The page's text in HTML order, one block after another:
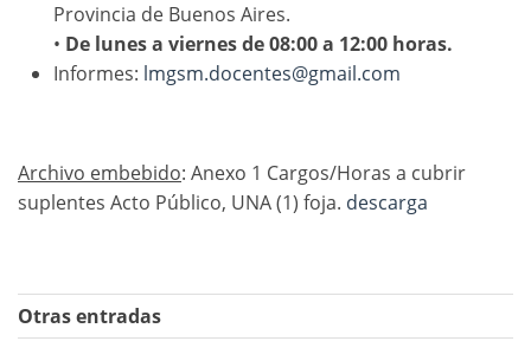
Provincia de Buenos Aires.
• De lunes a viernes de 08:00 a 12:00 horas.
Informes: lmgsm.docentes@gmail.com
Archivo embebido: Anexo 1 Cargos/Horas a cubrir
suplentes Acto Público, UNA (1) foja. descarga
Otras entradas